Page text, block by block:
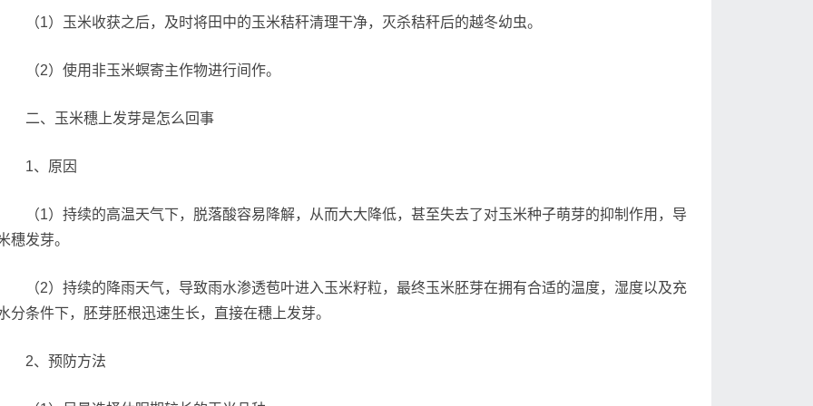
（1）玉米收获之后，及时将田中的玉米秸秆清理干净，灭杀秸秆后的越冬幼虫。
（2）使用非玉米螟寄主作物进行间作。
二、玉米穗上发芽是怎么回事
1、原因
（1）持续的高温天气下，脱落酸容易降解，从而大大降低，甚至失去了对玉米种子萌芽的抑制作用，导
穗发芽。
（2）持续的降雨天气，导致雨水渗透苞叶进入玉米籽粒，最终玉米胚芽在拥有合适的温度，湿度以及充
分条件下，胚芽胚根迅速生长，直接在穗上发芽。
2、预防方法